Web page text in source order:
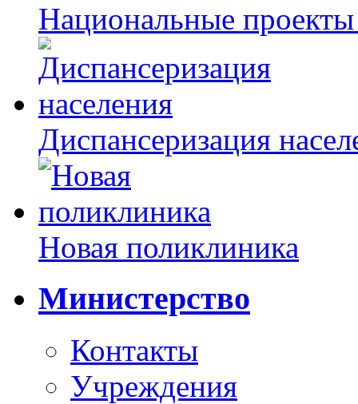
Национальные
Диспансеризация
Новая поликлиника
Министерство
Контакты
Учреждения